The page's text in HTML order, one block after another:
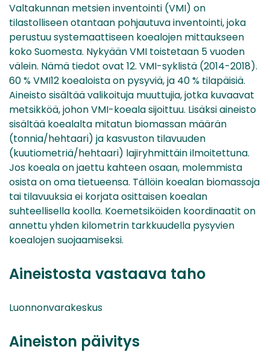
Valtakunnan metsien inventointi (VMI) on
tilastolliseen otantaan pohjautuva inventointi, joka
perustuu systemaattiseen koealojen mittaukseen
koko Suomesta. Nykyään VMI toistetaan 5 vuoden
välein. Nämä tiedot ovat 12. VMI-syklistä (2014-2018).
60 % VMI12 koealoista on pysyviä, ja 40 % tilapäisiä.
Aineisto sisältää valikoituja muuttujia, jotka kuvaavat
metsikköä, johon VMI-koeala sijoittuu. Lisäksi aineisto
sisältää koealalta mitatun biomassan määrän
(tonnia/hehtaari) ja kasvuston tilavuuden
(kuutiometriä/hehtaari) lajiryhmittäin ilmoitettuna.
Jos koeala on jaettu kahteen osaan, molemmista
osista on oma tietueensa. Tällöin koealan biomassoja
tai tilavuuksia ei korjata osittaisen koealan
suhteellisella koolla. Koemetsiköiden koordinaatit on
annettu yhden kilometrin tarkkuudella pysyvien
koealojen suojaamiseksi.
Aineistosta vastaava taho
Luonnonvarakeskus
Aineiston päivitys